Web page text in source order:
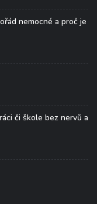
nemocné a proč je
či škole bez nervů a